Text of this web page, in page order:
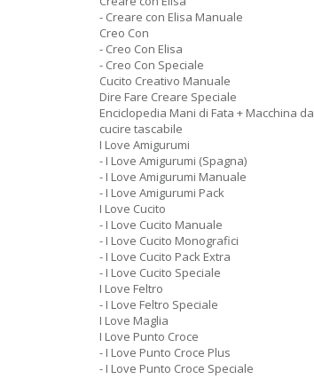
- Creare con Elisa Manuale
Creo Con
- Creo Con Elisa
- Creo Con Speciale
Cucito Creativo Manuale
Dire Fare Creare Speciale
Enciclopedia Mani di Fata + Macchina da
cucire tascabile
I Love Amigurumi
- I Love Amigurumi (Spagna)
- I Love Amigurumi Manuale
- I Love Amigurumi Pack
I Love Cucito
- I Love Cucito Manuale
- I Love Cucito Monografici
- I Love Cucito Pack Extra
- I Love Cucito Speciale
I Love Feltro
- I Love Feltro Speciale
I Love Maglia
I Love Punto Croce
- I Love Punto Croce Plus
- I Love Punto Croce Speciale